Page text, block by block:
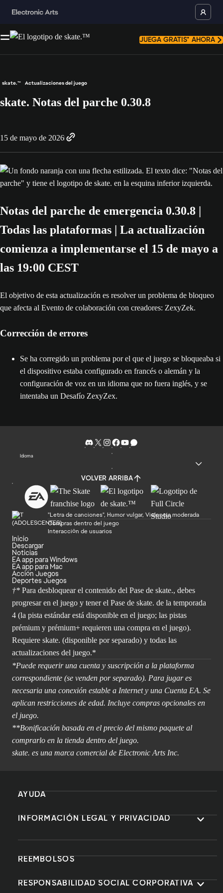
JUEGA GRATIS* AHORA
skate.™ Actualizaciones del juego
skate. Notas del parche 0.30.8
15 de mayo de 2026
Notas del parche de emergencia 0.30.8 |
Todas las plataformas | La actualización
comienza a implementarse el 15 de mayo a
las 19:00 CEST
El objetivo de esta actualización es resolver un problema de bloqueo
que afecta al Evento de colaboración con creadores: ZexyZek.
Corrección de errores
Se ha corregido un problema por el que el juego se bloqueaba si
el dispositivo estaba configurado en francés o alemán y la
configuración de voz en un idioma que no fuera inglés, y se
intentaba un Desafío ZexyZex.
Idioma
VOLVER ARRIBA
"Letra de canciones", Humor vulgar, Violencia moderada
Compras dentro del juego
Interacción de usuarios
Inicio
Descargar
Noticias
EA app para Windows
EA app para Mac
Acción Juegos
Deportes Juegos
†* Para desbloquear el contenido del Pase de skate., debes
progresar en el juego y tener el Pase de skate. de la temporada
4 (la pista estándar está disponible en el juego; las pistas
prémium y prémium+ requieren una compra en el juego).
Requiere skate. (disponible por separado) y todas las
actualizaciones del juego.*
*Puede requerir una cuenta y suscripción a la plataforma
correspondiente (se venden por separado). Para jugar es
necesaria una conexión estable a Internet y una Cuenta EA. Se
aplican restricciones de edad. Incluye compras opcionales en
el juego.
**Bonificación basada en el precio del mismo paquete al
comprarlo en la tienda dentro del juego.
skate. es una marca comercial de Electronic Arts Inc.
AYUDA
INFORMACIÓN LEGAL Y PRIVACIDAD
REEMBOLSOS
RESPONSABILIDAD SOCIAL CORPORATIVA